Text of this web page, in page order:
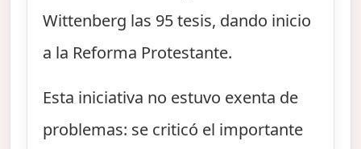
Wittenberg las 95 tesis, dando inicio
a la Reforma Protestante.
Esta iniciativa no estuvo exenta de
problemas: se criticó el importante